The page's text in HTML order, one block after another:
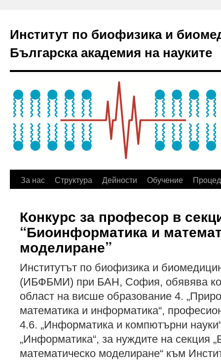
Институт по биофизика и
Българска академия на науките
За нас Структура Дейности Обучение
Конкурс за професор в
“Биоинформатика и
моделиране”
Институтът по биофизика и
(ИБФБМИ) при БАН, София, обявява
област на висше образование 4.
математика и информатика“,
4.6. „Информатика и компютърни
„Информатика“, за нуждите на секция
математическо моделиране“ към